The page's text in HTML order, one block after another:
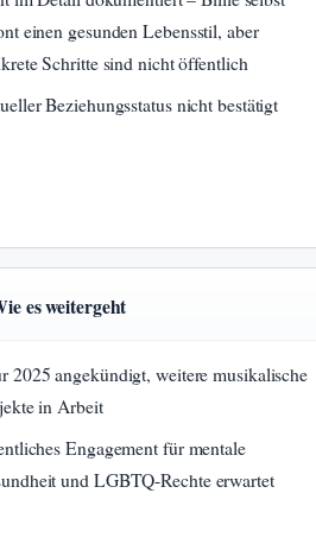
einen gesunden Lebensstil, aber
Schritte sind nicht öffentlich
Beziehungsstatus nicht bestätigt
es weitergeht
2025 angekündigt, weitere musikalische
in Arbeit
Engagement für mentale
und LGBTQ-Rechte erwartet